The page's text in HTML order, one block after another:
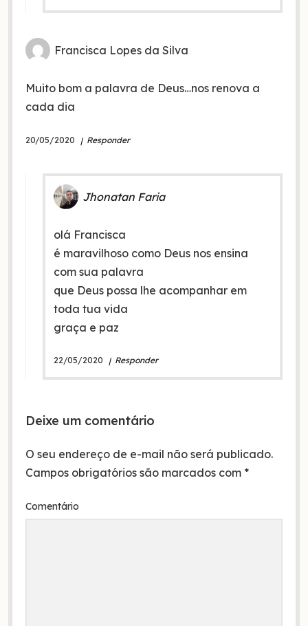
Francisca Lopes da Silva
Muito bom a palavra de Deus…nos renova a
cada dia
20/05/2020 Responder
Jhonatan Faria
olá Francisca
é maravilhoso como Deus nos ensina
com sua palavra
que Deus possa lhe acompanhar em
toda tua vida
graça e paz
22/05/2020 Responder
Deixe um comentário
O seu endereço de e-mail não será publicado.
Campos obrigatórios são marcados com *
Comentário